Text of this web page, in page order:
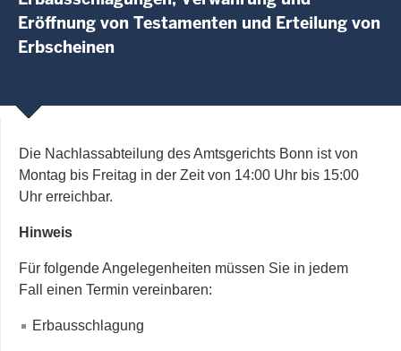
Eröffnung von Testamenten und Erteilung von
Erbscheinen
Die Nachlassabteilung des Amtsgerichts Bonn ist von
Montag bis Freitag in der Zeit von 14:00 Uhr bis 15:00
Uhr erreichbar.
Hinweis
Für folgende Angelegenheiten müssen Sie in jedem
Fall einen Termin vereinbaren:
Erbausschlagung